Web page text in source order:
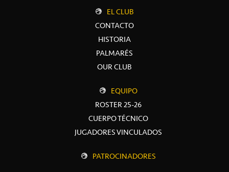
EL CLUB
CONTACTO
HISTORIA
PALMARÉS
OUR CLUB
EQUIPO
ROSTER 25-26
CUERPO TÉCNICO
JUGADORES VINCULADOS
PATROCINADORES